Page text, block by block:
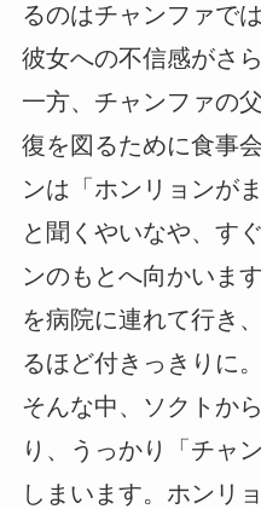
るのはチャンファで
彼女への不信感がさら
一方、チャンファの
復を図るために食事
ンは「ホンリョンが
と聞くやいなや、す
ンのもとへ向かいま
を病院に連れて行き
るほど付きっきりに。
そんな中、ソクトか
り、うっかり「チャ
しまいます。ホンリ